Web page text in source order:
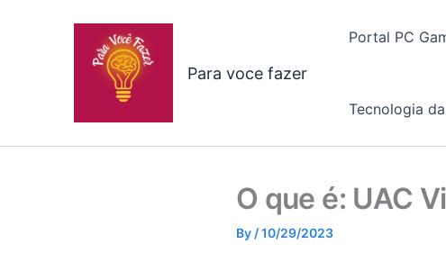
Para voce fazer
Portal PC
Tecnologia
O que é: UAC
By /10/29/2023